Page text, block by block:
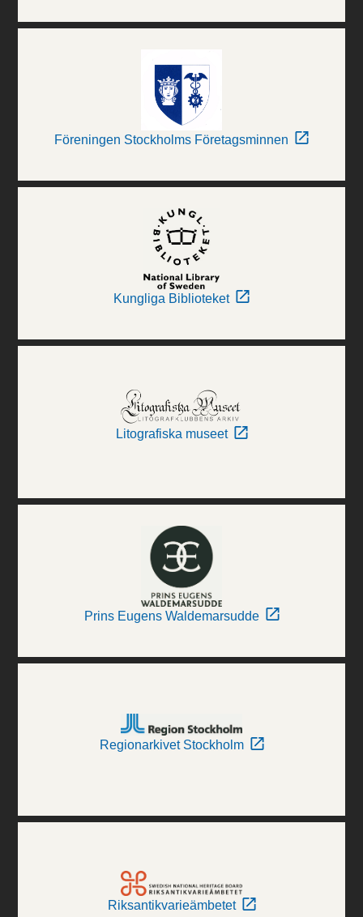
Föreningen Stockholms Företagsminnen
Kungliga Biblioteket
Litografiska museet
Prins Eugens Waldemarsudde
Regionarkivet Stockholm
Riksantikvarieämbetet